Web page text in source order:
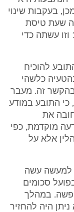
מכן, בעקבות שינוי
שעת טיסת
החזור, הנתבעת 2 יידעה את הנתבעת 1 וזו עשתה כדי
להוכיח
כלשהי
בהקשר זה. מעבר
כי התובע במודע
את
מוקדמת, כפי
אלא על
למעשה עשה
סכומים
במהלך
היה להחזיר